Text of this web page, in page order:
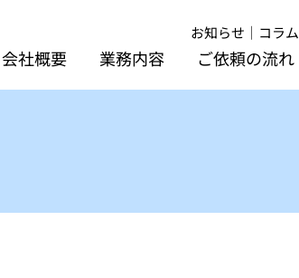
お知らせ ｜ コラム
会社概要 業務内容 ご依頼の流れ